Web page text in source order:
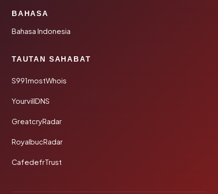
BAHASA
Bahasa Indonesia
TAUTAN SAHABAT
S991mostWhois
YourvillDNS
GreatcryRadar
RoyalbucRadar
CafedefrTrust